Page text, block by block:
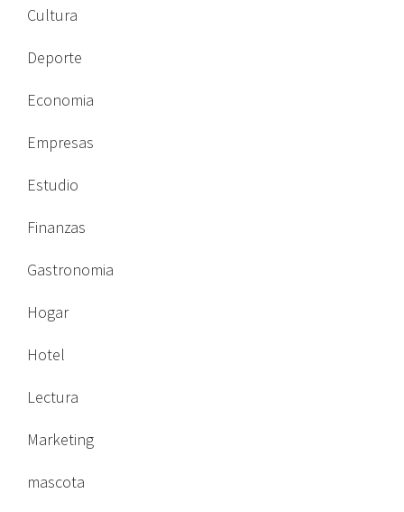
Cultura
Deporte
Economia
Empresas
Estudio
Finanzas
Gastronomia
Hogar
Hotel
Lectura
Marketing
mascota